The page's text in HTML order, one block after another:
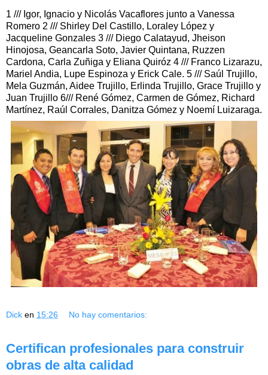
1 /// Igor, Ignacio y Nicolás Vacaflores junto a Vanessa
Romero 2 /// Shirley Del Castillo, Loraley López y
Jacqueline Gonzales 3 /// Diego Calatayud, Jheison
Hinojosa, Geancarla Soto, Javier Quintana, Ruzzen
Cardona, Carla Zuñiga y Eliana Quiróz 4 /// Franco Lizarazu,
Mariel Andia, Lupe Espinoza y Erick Cale. 5 /// Saúl Trujillo,
Mela Guzmán, Aidee Trujillo, Erlinda Trujillo, Grace Trujillo y
Juan Trujillo 6/// René Gómez, Carmen de Gómez, Richard
Martínez, Raúl Corrales, Danitza Gómez y Noemí Luizaraga.
Dick en 15:26 No hay comentarios:
Certifican profesionales para construir
obras de alta calidad